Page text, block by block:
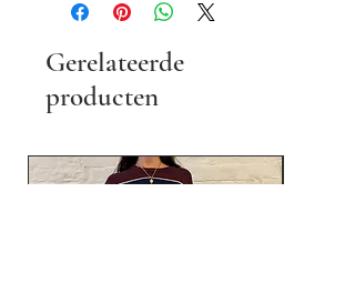
Gerelateerde
producten